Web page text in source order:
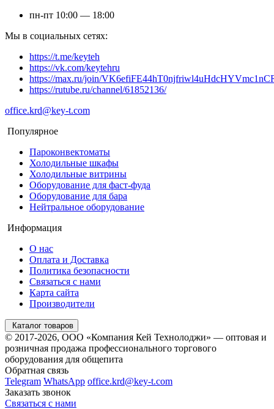
пн-пт 10:00 — 18:00
Мы в социальных сетях:
https://t.me/keyteh
https://vk.com/keytehru
https://max.ru/join/
https://rutube.ru/channel/61852136/
office.krd@key-t.com
Популярное
Пароконвектоматы
Холодильные шкафы
Холодильные витрины
Оборудование для фаст-фуда
Оборудование для бара
Нейтральное оборудование
Информация
О нас
Оплата и Доставка
Политика безопасности
Связаться с нами
Карта сайта
Производители
Каталог товаров
© 2017-2026, ООО «Компания Кей Технолоджи» — оптовая и
розничная продажа профессионального торгового
оборудования для общепита
Обратная связь
Telegram WhatsApp office.krd@key-t.com
Заказать звонок
Связаться с нами